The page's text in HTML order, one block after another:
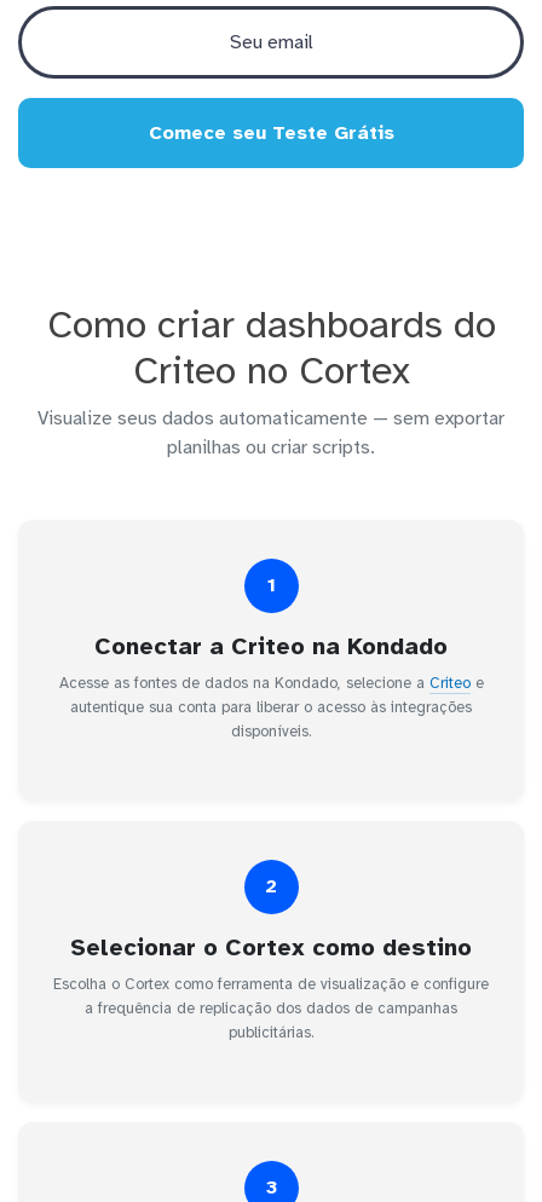
Comece seu Teste Grátis
Como criar dashboards do
Criteo no Cortex
Visualize seus dados automaticamente — sem exportar
planilhas ou criar scripts.
1
Conectar a Criteo na Kondado
Acesse as fontes de dados na Kondado, selecione a Criteoe
autentique sua conta para liberar o acesso às integrações
disponíveis.
2
Selecionar o Cortex como destino
Escolha o Cortex como ferramenta de visualização e configure
a frequência de replicação dos dados de campanhas
publicitárias.
3